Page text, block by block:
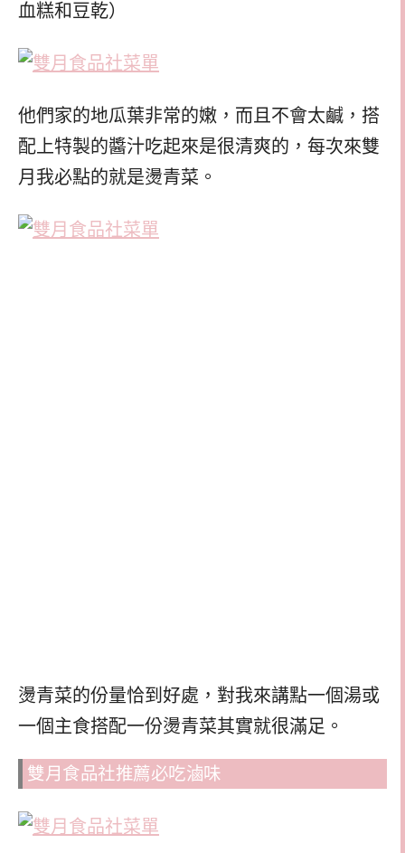
血糕和豆乾）
他們家的地瓜葉非常的嫩，而且不會太鹹，搭
配上特製的醬汁吃起來是很清爽的，每次來雙
月我必點的就是燙青菜。
燙青菜的份量恰到好處，對我來講點一個湯或
一個主食搭配一份燙青菜其實就很滿足。
雙月食品社推薦必吃滷味